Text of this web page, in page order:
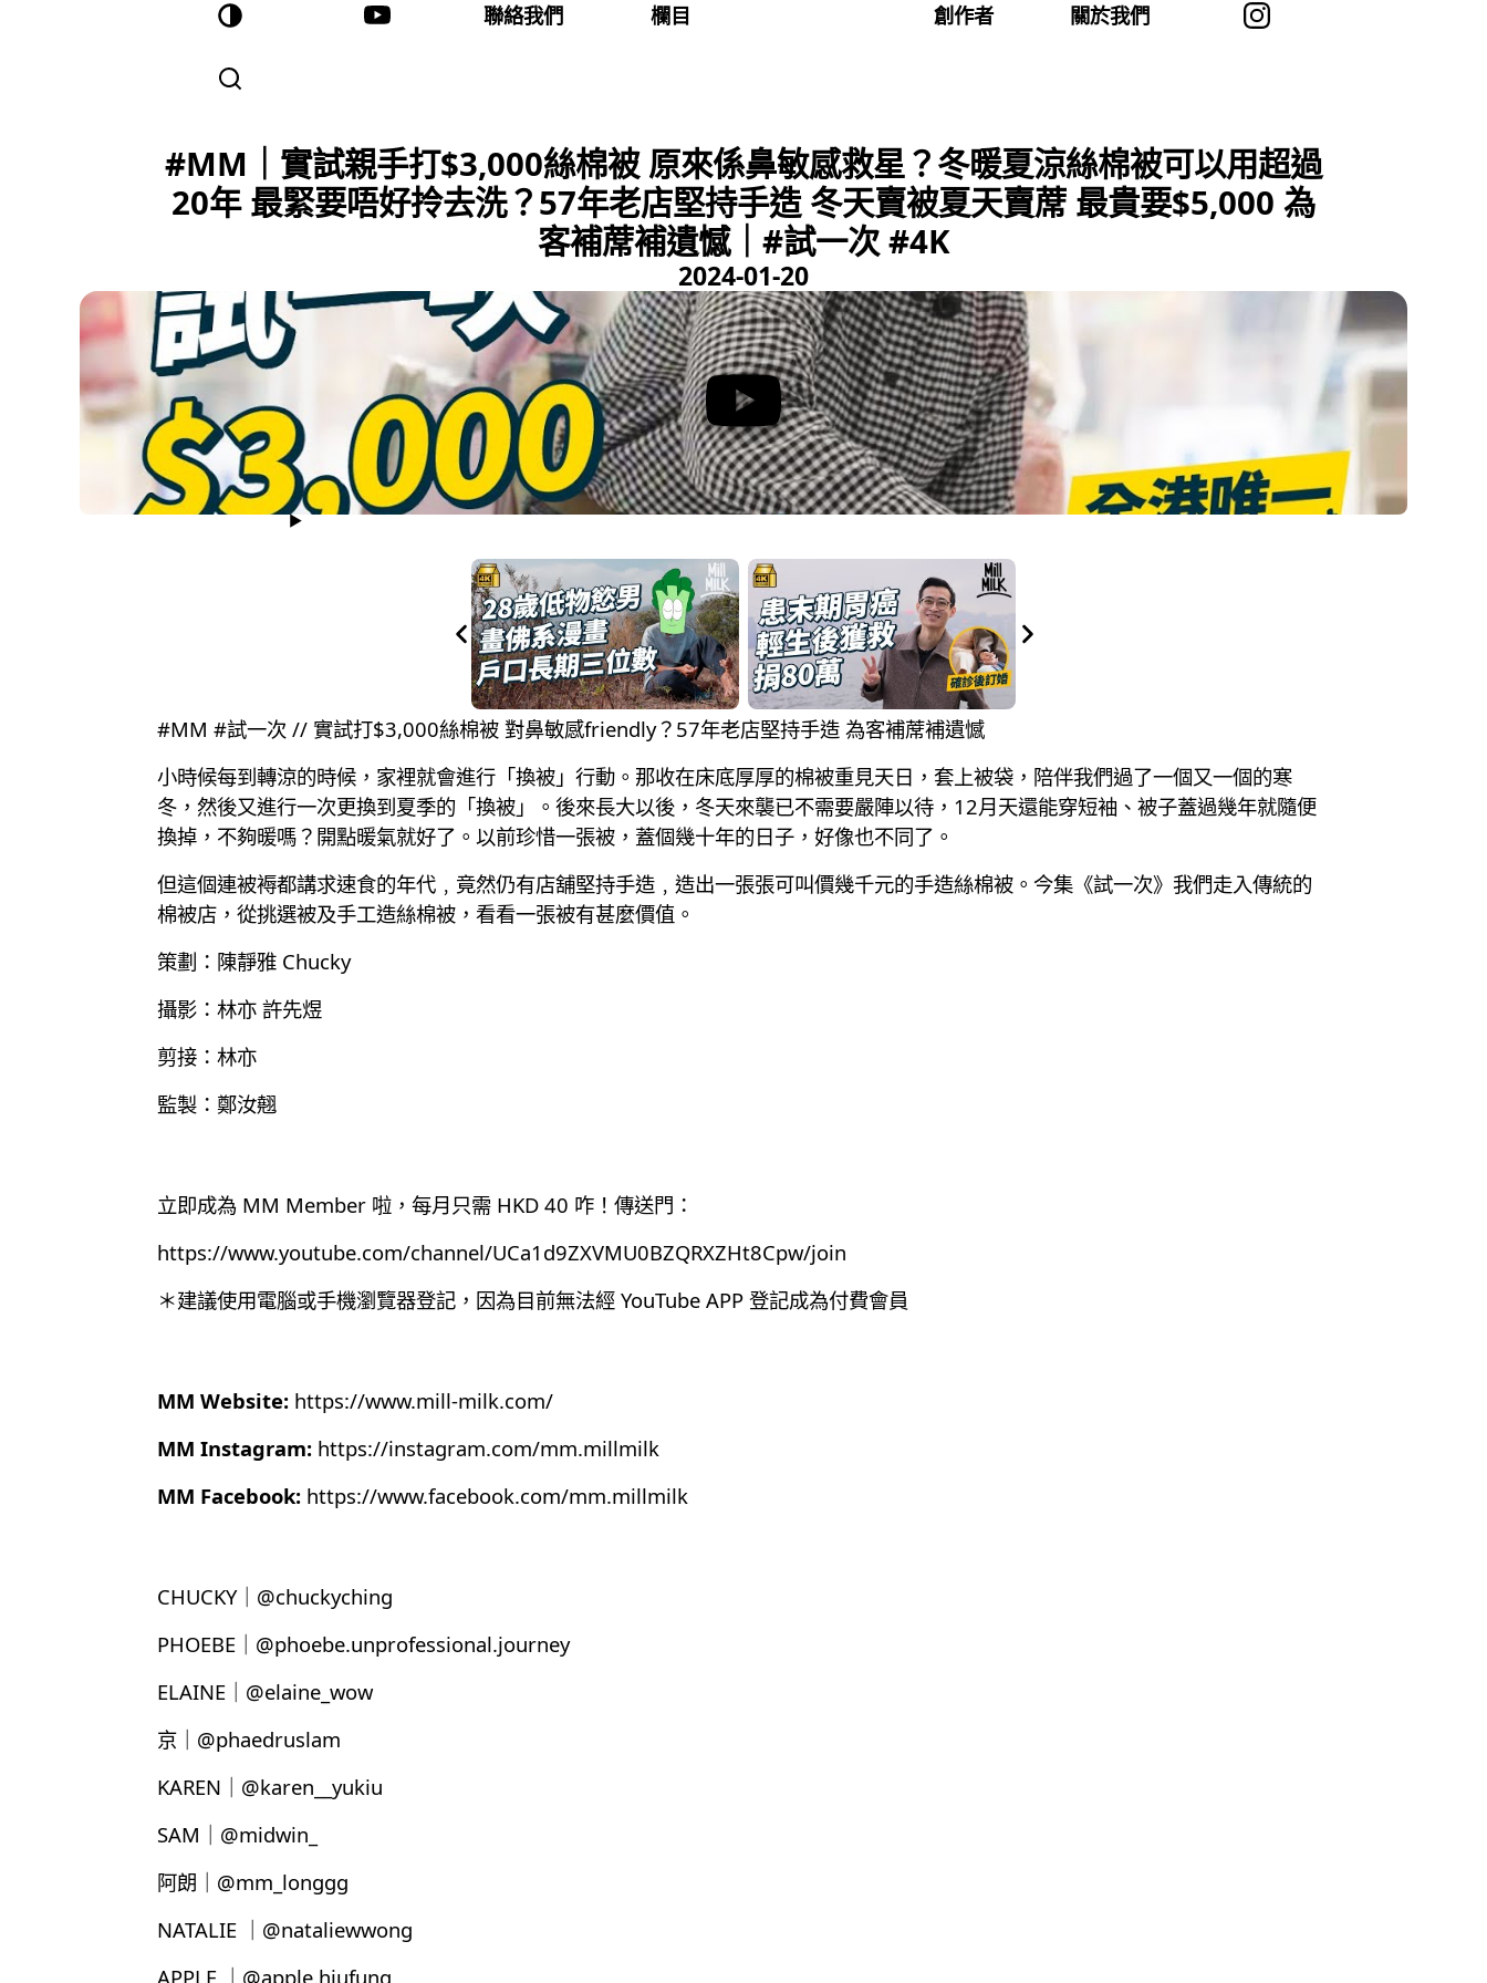
聯絡我們 欄目 創作者 關於我們
#MM｜實試親手打$3,000絲棉被 原來係鼻敏感救星？冬暖夏涼絲棉被可以用超過
20年 最緊要唔好拎去洗？57年老店堅持手造 冬天賣被夏天賣蓆 最貴要$5,000 為
客補蓆補遺憾｜#試一次 #4K
2024-01-20
#MM #試一次 // 實試打$3,000絲棉被 對鼻敏感friendly？57年老店堅持手造 為客補蓆補遺憾
小時候每到轉涼的時候，家裡就會進行「換被」行動。那收在床底厚厚的棉被重見天日，套上被袋，陪伴我們過了一個又一個的寒
冬，然後又進行一次更換到夏季的「換被」。後來長大以後，冬天來襲已不需要嚴陣以待，12月天還能穿短袖、被子蓋過幾年就隨便
換掉，不夠暖嗎？開點暖氣就好了。以前珍惜一張被，蓋個幾十年的日子，好像也不同了。
但這個連被褥都講求速食的年代﹐竟然仍有店舖堅持手造﹐造出一張張可叫價幾千元的手造絲棉被。今集《試一次》我們走入傳統的
棉被店，從挑選被及手工造絲棉被，看看一張被有甚麼價值。
策劃：陳靜雅 Chucky
攝影：林亦 許先煜
剪接：林亦
監製：鄭汝翹
立即成為 MM Member 啦，每月只需 HKD 40 咋！傳送門：
https://www.youtube.com/channel/UCa1d9ZXVMU0BZQRXZHt8Cpw/join
＊建議使用電腦或手機瀏覽器登記，因為目前無法經 YouTube APP 登記成為付費會員
MM Website: https://www.mill-milk.com/
MM Instagram: https://instagram.com/mm.millmilk
MM Facebook: https://www.facebook.com/mm.millmilk
CHUCKY｜@chuckyching
PHOEBE｜@phoebe.unprofessional.journey
ELAINE｜@elaine_wow
京｜@phaedruslam
KAREN｜@karen__yukiu
SAM｜@midwin_
阿朗｜@mm_longgg
NATALIE ｜@nataliewwong
APPLE ｜@apple.hiufung